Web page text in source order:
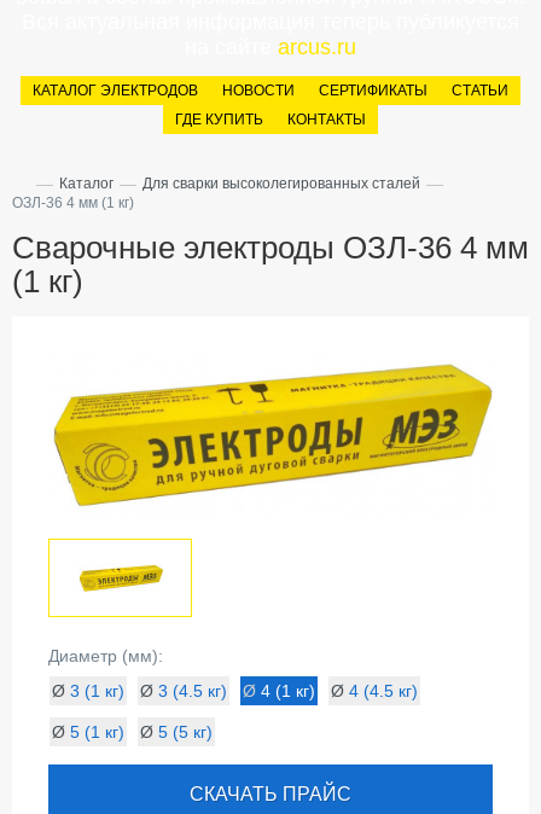
arcus.ru
КАТАЛОГ ЭЛЕКТРОДОВ НОВОСТИ СЕРТИФИКАТЫ
СТАТЬИ
ГДЕ КУПИТЬ
КОНТАКТЫ
— Каталог — Для сварки высоколегированных сталей —
ОЗЛ-36 4 мм (1 кг)
Сварочные электроды ОЗЛ-36 4 мм
(1 кг)
Диаметр (мм):
Ø 3 (1 кг) Ø 3 (4.5 кг) Ø 4 (1 кг) Ø 4 (4.5 кг)
Ø 5 (1 кг) Ø 5 (5 кг)
СКАЧАТЬ ПРАЙС